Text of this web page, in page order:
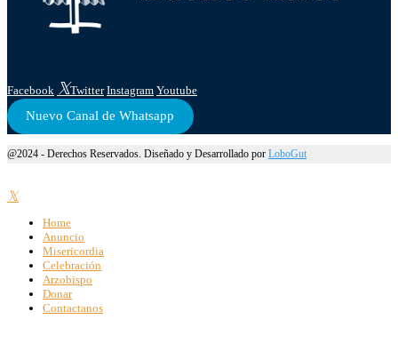
Facebook Twitter Instagram Youtube
Nuevo Canal de Whatsapp
@2024 - Derechos Reservados. Diseñado y Desarrollado por LoboGut
Home
Anuncio
Misericordia
Celebración
Arzobispo
Donar
Contactanos